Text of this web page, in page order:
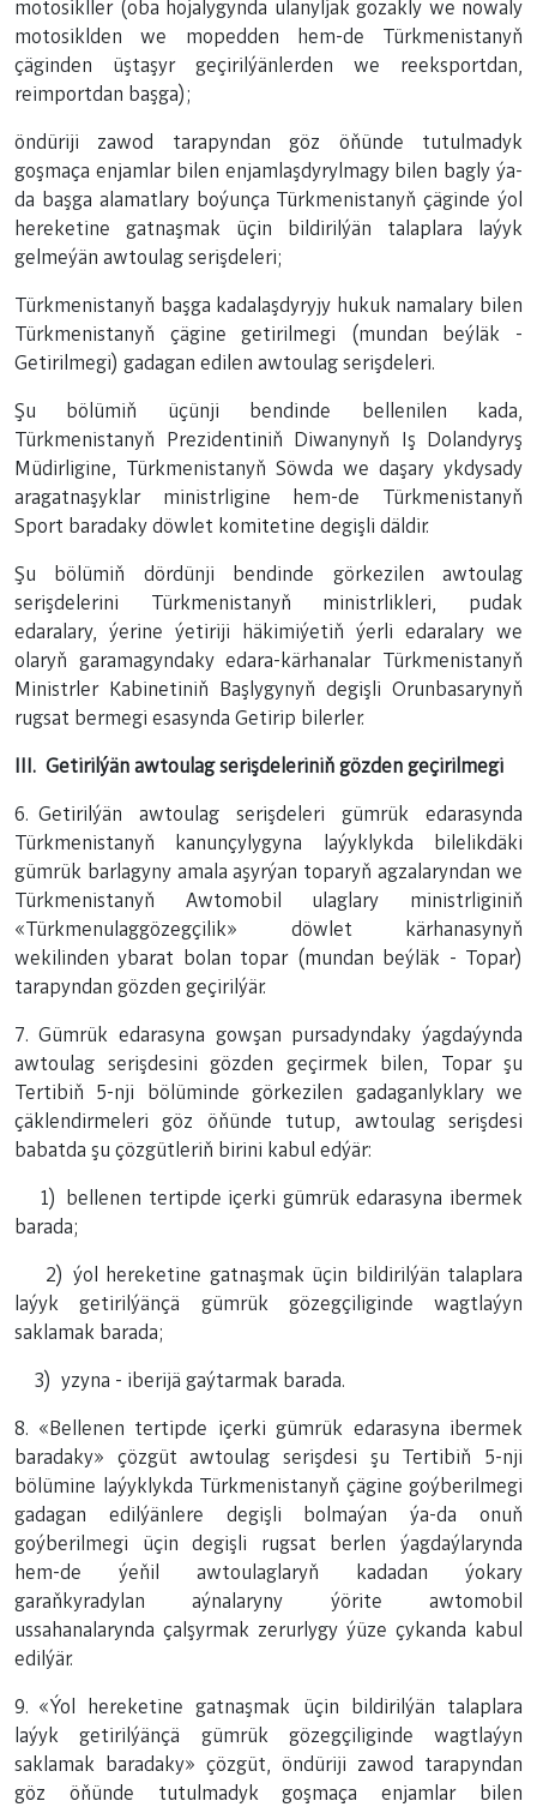
motosikller (oba hojalygynda ulanyljak gozakly we nowaly
motosiklden we mopedden hem-de Türkmenistanyň
çäginden üştaşyr geçirilýänlerden we reeksportdan,
reimportdan başga);
öndüriji zawod tarapyndan göz öňünde tutulmadyk
goşmaça enjamlar bilen enjamlaşdyrylmagy bilen bagly ýa-
da başga alamatlary boýunça Türkmenistanyň çäginde ýol
hereketine gatnaşmak üçin bildirilýän talaplara laýyk
gelmeýän awtoulag serişdeleri;
Türkmenistanyň başga kadalaşdyryjy hukuk namalary bilen
Türkmenistanyň çägine getirilmegi (mundan beýläk -
Getirilmegi) gadagan edilen awtoulag serişdeleri.
Şu bölümiň üçünji bendinde bellenilen kada,
Türkmenistanyň Prezidentiniň Diwanynyň Iş Dolandyryş
Müdirligine, Türkmenistanyň Söwda we daşary ykdysady
aragatnaşyklar ministrligine hem-de Türkmenistanyň
Sport baradaky döwlet komitetine degişli däldir.
Şu bölümiň dördünji bendinde görkezilen awtoulag
serişdelerini Türkmenistanyň ministrlikleri, pudak
edaralary, ýerine ýetiriji häkimiýetiň ýerli edaralary we
olaryň garamagyndaky edara-kärhanalar Türkmenistanyň
Ministrler Kabinetiniň Başlygynyň degişli Orunbasarynyň
rugsat bermegi esasynda Getirip bilerler.
III. Getirilýän awtoulag serişdeleriniň gözden geçirilmegi
6. Getirilýän awtoulag serişdeleri gümrük edarasynda
Türkmenistanyň kanunçylygyna laýyklykda bilelikdäki
gümrük barlagyny amala aşyrýan toparyň agzalaryndan we
Türkmenistanyň Awtomobil ulaglary ministrliginiň
«Türkmenulaggözegçilik» döwlet kärhanasynyň
wekilinden ybarat bolan topar (mundan beýläk - Topar)
tarapyndan gözden geçirilýär.
7. Gümrük edarasyna gowşan pursadyndaky ýagdaýynda
awtoulag serişdesini gözden geçirmek bilen, Topar şu
Tertibiň 5-nji bölüminde görkezilen gadaganlyklary we
çäklendirmeleri göz öňünde tutup, awtoulag serişdesi
babatda şu çözgütleriň birini kabul edýär:
1) bellenen tertipde içerki gümrük edarasyna ibermek
barada;
2) ýol hereketine gatnaşmak üçin bildirilýän talaplara
laýyk getirilýänçä gümrük gözegçiliginde wagtlaýyn
saklamak barada;
3) yzyna - iberijä gaýtarmak barada.
8. «Bellenen tertipde içerki gümrük edarasyna ibermek
baradaky» çözgüt awtoulag serişdesi şu Tertibiň 5-nji
bölümine laýyklykda Türkmenistanyň çägine goýberilmegi
gadagan edilýänlere degişli bolmaýan ýa-da onuň
goýberilmegi üçin degişli rugsat berlen ýagdaýlarynda
hem-de ýeňil awtoulaglaryň kadadan ýokary
garaňkyradylan aýnalaryny ýörite awtomobil
ussahanalarynda çalşyrmak zerurlygy ýüze çykanda kabul
edilýär.
9. «Ýol hereketine gatnaşmak üçin bildirilýän talaplara
laýyk getirilýänçä gümrük gözegçiliginde wagtlaýyn
saklamak baradaky» çözgüt, öndüriji zawod tarapyndan
göz öňünde tutulmadyk goşmaça enjamlar bilen